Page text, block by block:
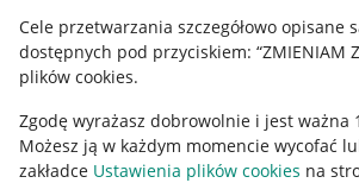
Cele przetwarzania szczegółowo opisane
dostępnych pod przyciskiem: “ZMIENIAM
plików cookies.
Zgodę wyrażasz dobrowolnie i jest ważna
Możesz ją w każdym momencie wycofać
zakładce Ustawienia plików cookies na
Udostępnianie lokalizacji
Informacje dla Aktu o Usługach Cyfrowych
Pobierz aplikację